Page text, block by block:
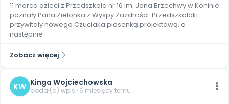
11 marca dzieci z Przedszkola nr 16 im. Jana Brzechwy w Koninie
poznały Pana Zielonka z Wyspy Zazdrości. Przedszkolaki
przywitały nowego Czuciaka piosenką projektową, a
następnie
Zobacz więcej
KW Kinga Wojciechowska
dodał(a) wpis · 6 miesięcy temu